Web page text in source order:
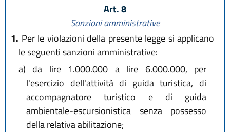
Art. 8
Sanzioni amministrative
1. Per le violazioni della presente legge si applicano
le seguenti sanzioni amministrative:
a) da lire 1.000.000 a lire 6.000.000, per
l'esercizio dell'attività di guida turistica, di
accompagnatore turistico e di guida
ambientale-escursionistica senza possesso
della relativa abilitazione;